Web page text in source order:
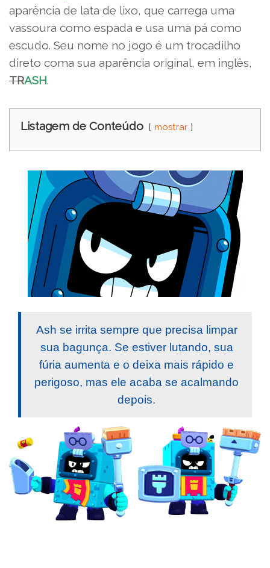
aparência de lata de lixo, que carrega uma
vassoura como espada e usa uma pá como
escudo. Seu nome no jogo é um trocadilho
direto coma sua aparência original, em inglês,
TRASH.
Listagem de Conteúdo mostrar
Ash se irrita sempre que precisa limpar
sua bagunça. Se estiver lutando, sua
fúria aumenta e o deixa mais rápido e
perigoso, mas ele acaba se acalmando
depois.